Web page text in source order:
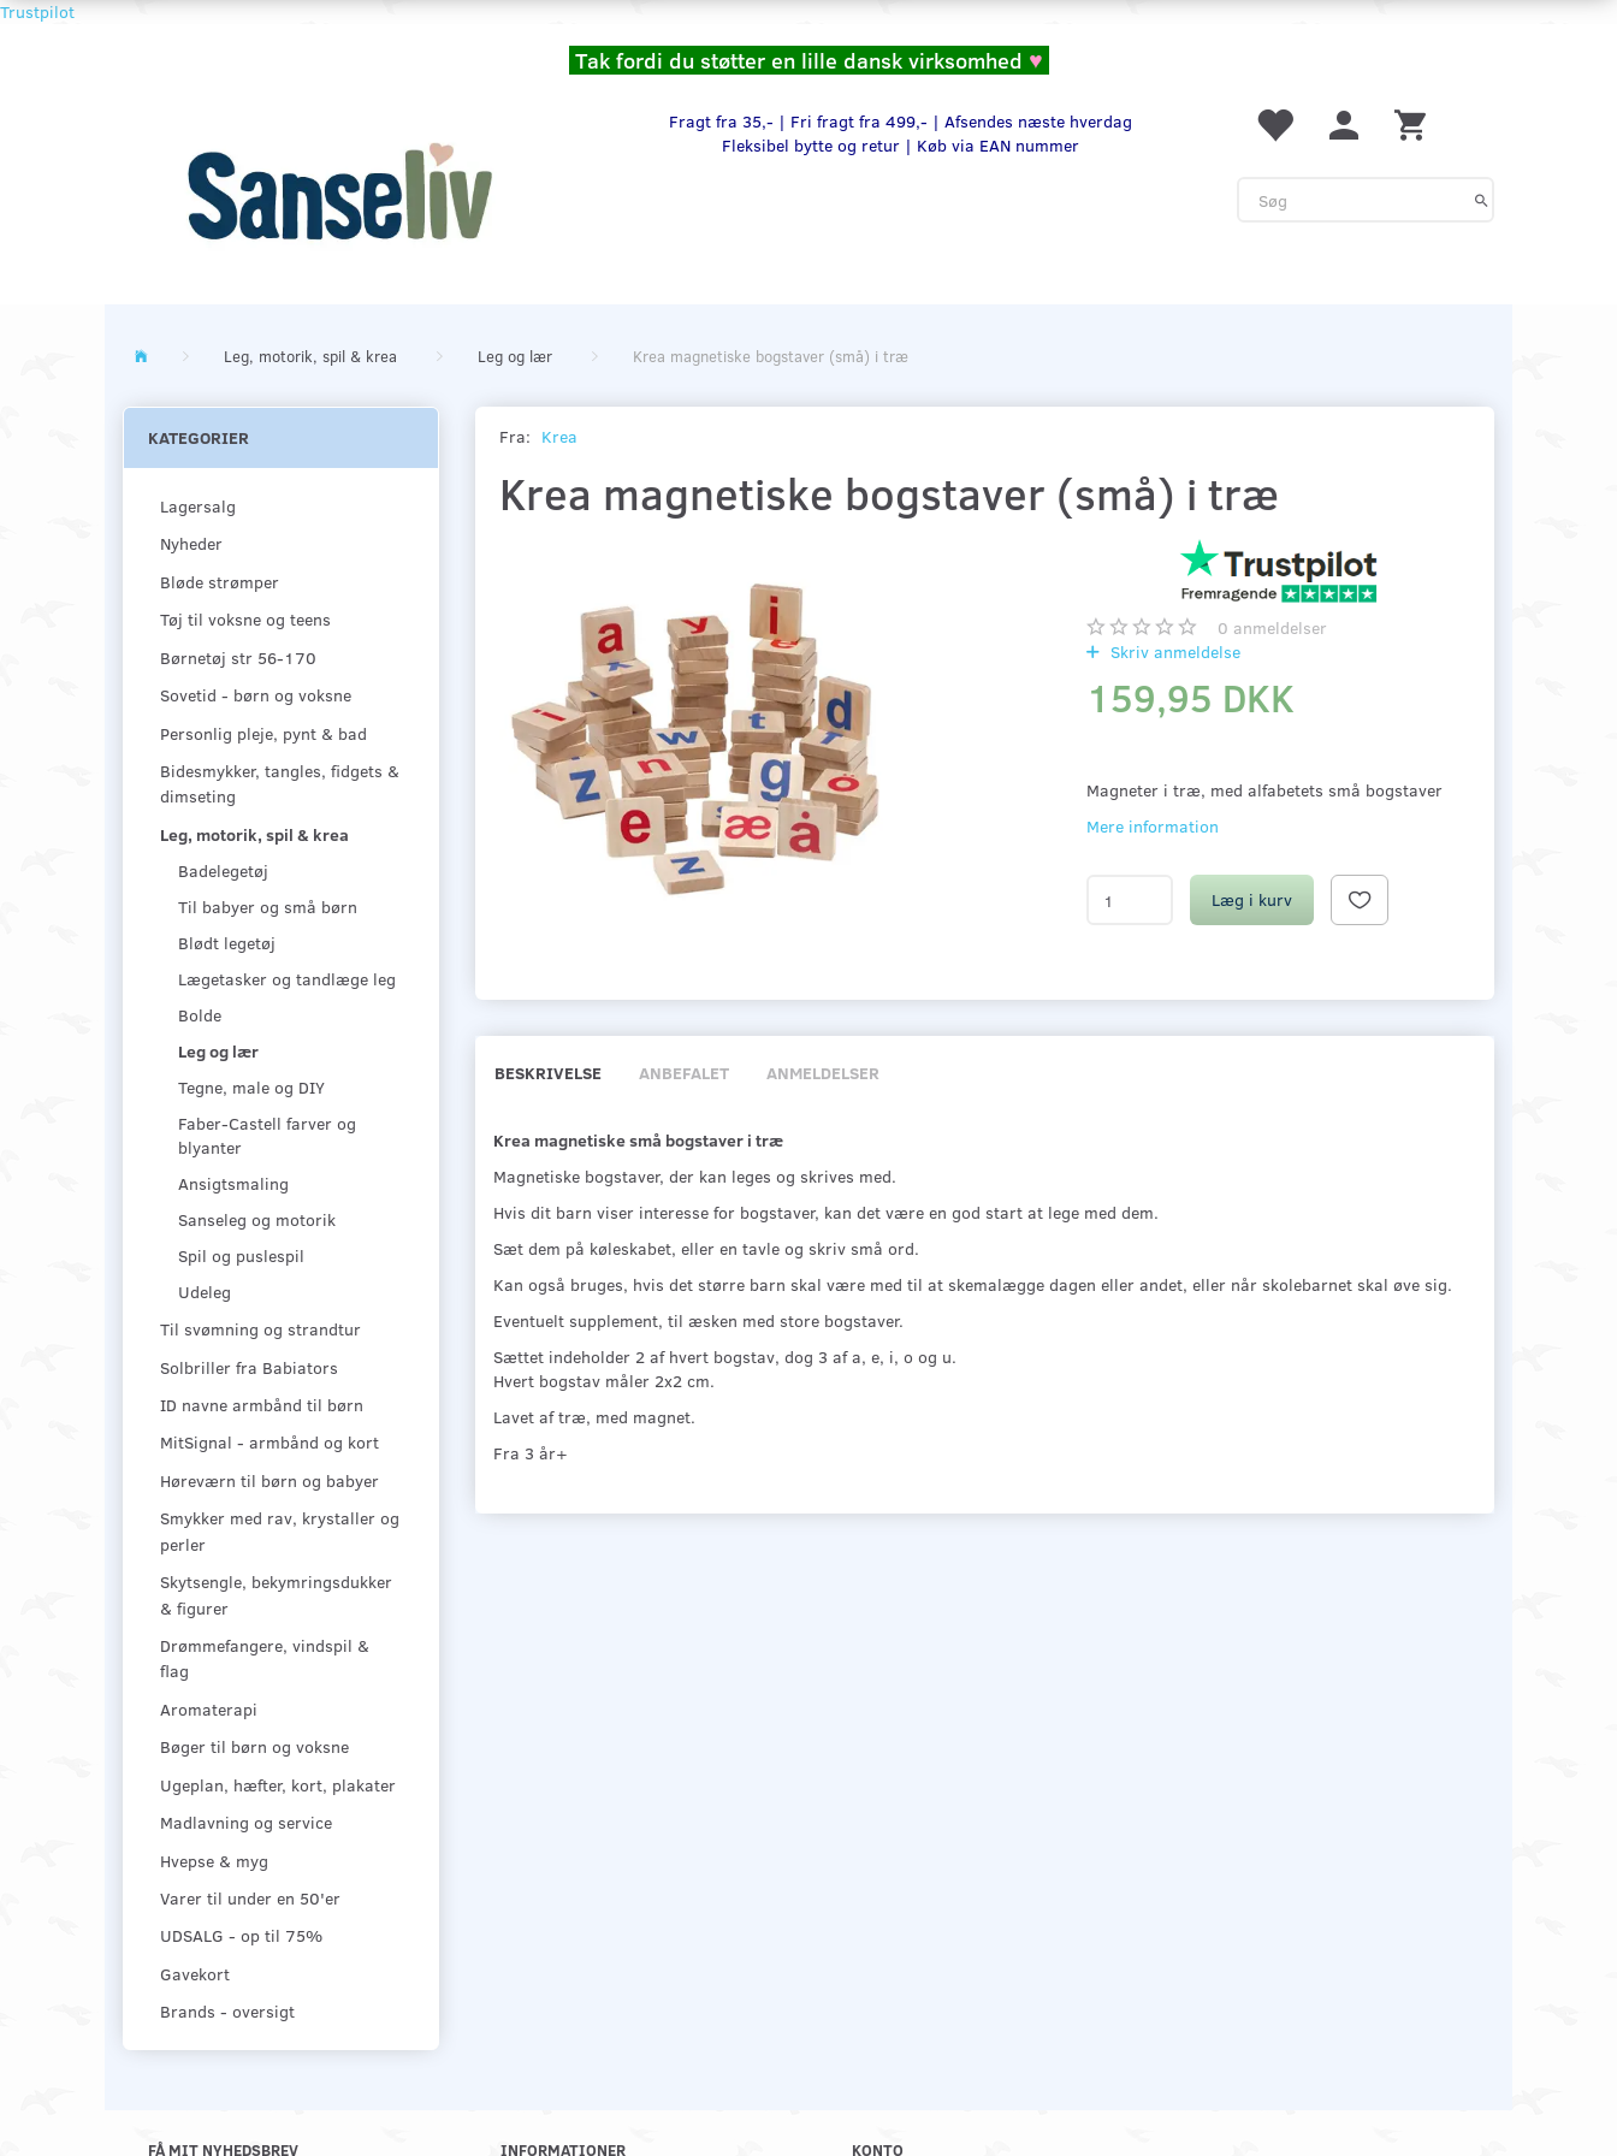
Trustpilot
Tak fordi du støtter en lille dansk virksomhed ♥
Fragt fra 35,- | Fri fragt fra 499,- | Afsendes næste hverdag
Fleksibel bytte og retur | Køb via EAN nummer
Leg, motorik, spil & krea Leg og lær Krea magnetiske bogstaver (små) i træ
KATEGORIER
Lagersalg
Nyheder
Bløde strømper
Tøj til voksne og teens
Børnetøj str 56-170
Sovetid - børn og voksne
Personlig pleje, pynt & bad
Bidesmykker, tangles, fidgets &
dimseting
Leg, motorik, spil & krea
Badelegetøj
Til babyer og små børn
Blødt legetøj
Lægetasker og tandlæge leg
Bolde
Leg og lær
Tegne, male og DIY
Faber-Castell farver og
blyanter
Ansigtsmaling
Sanseleg og motorik
Spil og puslespil
Udeleg
Til svømning og strandtur
Solbriller fra Babiators
ID navne armbånd til børn
MitSignal - armbånd og kort
Høreværn til børn og babyer
Smykker med rav, krystaller og
perler
Skytsengle, bekymringsdukker
& figurer
Drømmefangere, vindspil &
flag
Aromaterapi
Bøger til børn og voksne
Ugeplan, hæfter, kort, plakater
Madlavning og service
Hvepse & myg
Varer til under en 50'er
UDSALG - op til 75%
Gavekort
Brands - oversigt
Fra: Krea
Krea magnetiske bogstaver (små) i træ
0 anmeldelser
Skriv anmeldelse
159,95 DKK
Magneter i træ, med alfabetets små bogstaver
Mere information
Læg i kurv
BESKRIVELSE ANBEFALET ANMELDELSER
Krea magnetiske små bogstaver i træ
Magnetiske bogstaver, der kan leges og skrives med.
Hvis dit barn viser interesse for bogstaver, kan det være en god start at lege med dem.
Sæt dem på køleskabet, eller en tavle og skriv små ord.
Kan også bruges, hvis det større barn skal være med til at skemalægge dagen eller andet, eller når skolebarnet skal øve sig.
Eventuelt supplement, til æsken med store bogstaver.
Sættet indeholder 2 af hvert bogstav, dog 3 af a, e, i, o og u.
Hvert bogstav måler 2x2 cm.
Lavet af træ, med magnet.
Fra 3 år+
FÅ MIT NYHEDSBREV INFORMATIONER KONTO